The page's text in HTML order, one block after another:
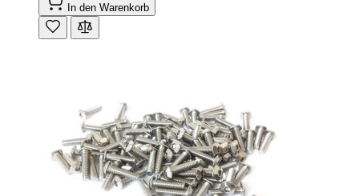
In den Warenkorb